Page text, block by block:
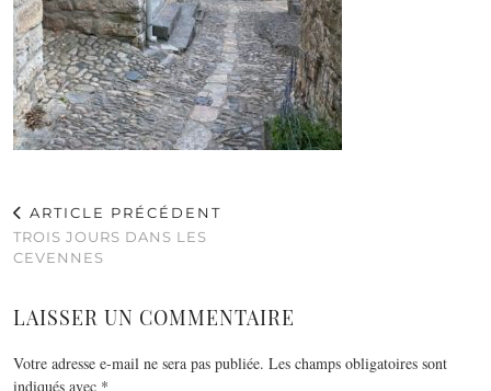
ARTICLE PRÉCÉDENT
TROIS JOURS DANS LES
CEVENNES
LAISSER UN COMMENTAIRE
Votre adresse e-mail ne sera pas publiée. Les champs obligatoires sont
indiqués avec *